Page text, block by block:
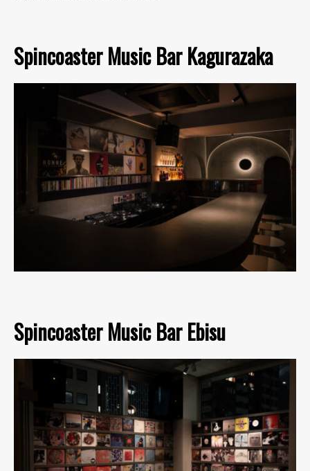
Spincoaster Music Bar Kagurazaka
Spincoaster Music Bar Ebisu